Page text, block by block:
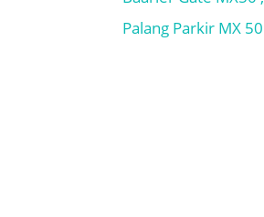
Palang Parkir MX 50